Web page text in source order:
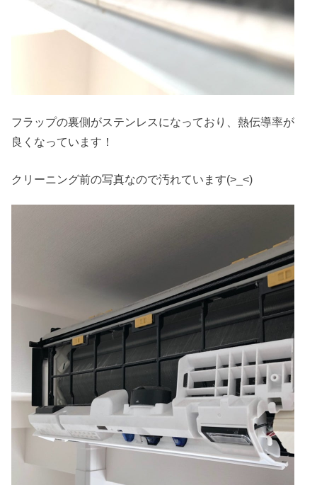
フラップの裏側がステンレスになっており、熱伝導率が
良くなっています！
クリーニング前の写真なので汚れています(>_<)